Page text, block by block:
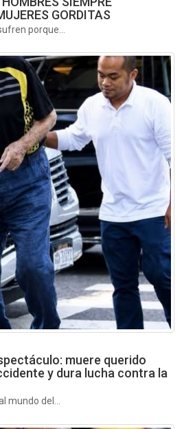
GORDITAS
porque...
muere querido
y dura lucha contra la
mundo del...